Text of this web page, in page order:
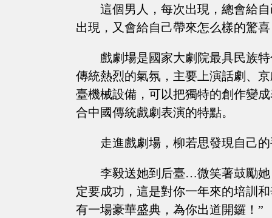
這個男人，每次出現，總會給
出現，又會給自己帶來怎么樣的驚
戲劇場是國家大劇院最具民族
傳統熱烈的氣氛，主要上演話劇、
臺機械設備，可以把獨特的創作變
合中國傳統戲劇表演的特點。
走進戲劇場，柳若思發現自己
李毅送她到后臺…微笑著鼓勵
定要成功，這是對你一年來的培訓
有一場豪華盛典，為你出道開鑼！”